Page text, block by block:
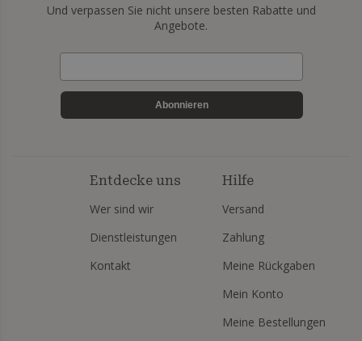
Und verpassen Sie nicht unsere besten Rabatte und
Angebote.
Abonnieren
Entdecke uns
Wer sind wir
Dienstleistungen
Kontakt
Hilfe
Versand
Zahlung
Meine Rückgaben
Mein Konto
Meine Bestellungen